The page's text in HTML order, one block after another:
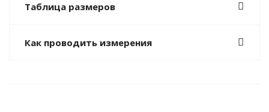
Таблица размеров
Как проводить измерения